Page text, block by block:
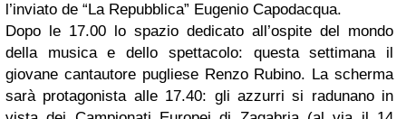
l’inviato de “La Repubblica” Eugenio Capodacqua.
Dopo le 17.00 lo spazio dedicato all’ospite del mondo
della musica e dello spettacolo: questa settimana il
giovane cantautore pugliese Renzo Rubino. La scherma
sarà protagonista alle 17.40: gli azzurri si radunano in